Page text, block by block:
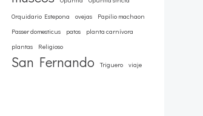
Orquidario Estepona
ovejas
Papilio machaon
Passer domesticus
patos
planta carnívora
plantas
Religioso
San Fernando Triguero viaje